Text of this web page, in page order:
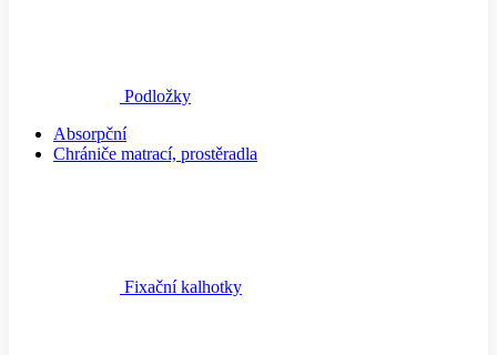
Podložky
Absorpční
Chrániče matrací, prostěradla
Fixační kalhotky